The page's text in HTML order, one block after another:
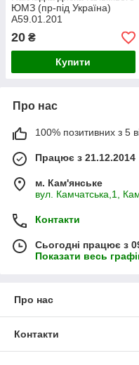
ЮМЗ (пр-під Україна)
А59.01.201
20 ₴
Купити
Про нас
100% позитивних з 5
Працює з 21.12.2014
м. Кам'янське
вул. Камчатська,1,
Контакти
Сьогодні працює з
Показати весь
Про нас
Контакти